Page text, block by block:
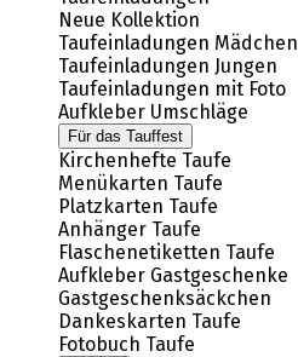
Neue Kollektion
Taufeinladungen Mädchen
Taufeinladungen Jungen
Taufeinladungen mit Foto
Aufkleber Umschläge
Für das Tauffest
Kirchenhefte Taufe
Menükarten Taufe
Platzkarten Taufe
Anhänger Taufe
Flaschenetiketten Taufe
Aufkleber Gastgeschenke
Gastgeschenksäckchen
Dankeskarten Taufe
Fotobuch Taufe